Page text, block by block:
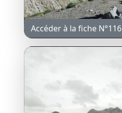
Accéder à la fiche N°116